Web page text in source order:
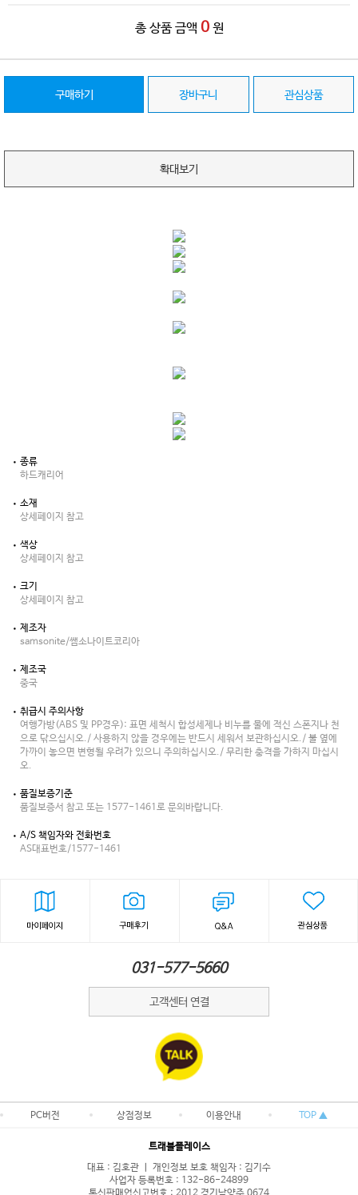
총 상품 금액 0 원
구매하기 장바구니 관심상품
확대보기
종류
하드캐리어
소재
상세페이지 참고
색상
상세페이지 참고
크기
상세페이지 참고
제조자
samsonite/쌤소나이트코리아
제조국
중국
취급시 주의사항
여행가방(ABS 및 PP경우): 표면 세척시 합성세제나 비누를 물에 적신 스폰지나 천
으로 닦으십시오./ 사용하지 않을 경우에는 반드시 세워서 보관하십시오./ 불 옆에
가까이 놓으면 변형될 우려가 있으니 주의하십시오./ 무리한 충격을 가하지 마십시
오.
품질보증기준
품질보증서 참고 또는 1577-1461로 문의바랍니다.
A/S 책임자와 전화번호
AS대표번호/1577-1461
031-577-5660
고객센터 연결
PC버전 상점정보 이용안내 TOP ▲
트래블플레이스
대표 : 김호관 ㅣ 개인정보 보호 책임자 : 김기수
사업자 등록번호 : 132-86-24899